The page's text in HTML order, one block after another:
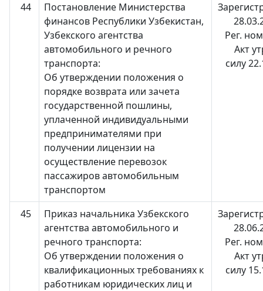
44
Постановление Министерства
финансов Республики Узбекистан,
Узбекского агентства
автомобильного и речного
транспорта:
Об утверждении положения о
порядке возврата или зачета
государственной пошлины,
уплаченной индивидуальными
предпринимателями при
получении лицензии на
осуществление перевозок
пассажиров автомобильным
транспортом
Рег.
Акт
силу
45
Приказ начальника Узбекского
агентства автомобильного и
речного транспорта:
Об утверждении положения о
квалификационных требованиях к
работникам юридических лиц и
Рег.
Акт
силу